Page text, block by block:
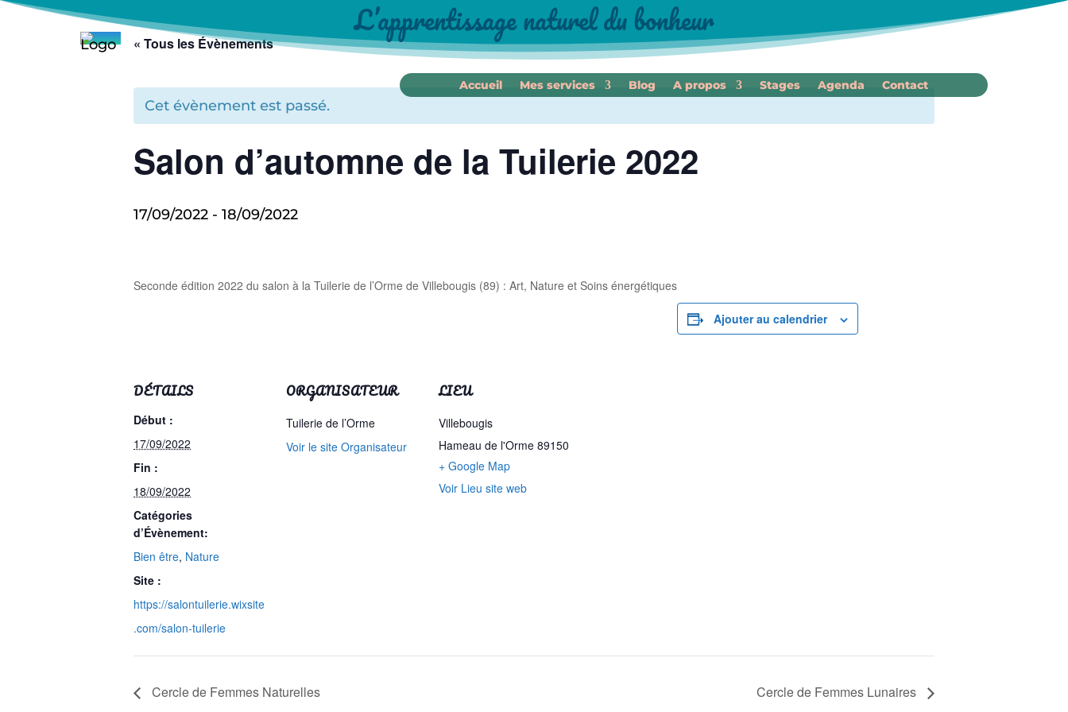
L’apprentissage naturel du bonheur
Accueil Mes services Blog A propos Stages Agenda Contact
« Tous les Évènements
Cet évènement est passé.
Salon d’automne de la Tuilerie 2022
17/09/2022 - 18/09/2022
Seconde édition 2022 du salon à la Tuilerie de l’Orme de Villebougis (89) : Art, Nature et Soins énergétiques
Ajouter au calendrier
DÉTAILS
Début :
17/09/2022
Fin :
18/09/2022
Catégories
d’Évènement:
Bien être, Nature
Site :
https://salontuilerie.wixsite
.com/salon-tuilerie
ORGANISATEUR
Tuilerie de l’Orme
Voir le site Organisateur
LIEU
Villebougis
Hameau de l'Orme 89150
+ Google Map
Voir Lieu site web
Cercle de Femmes Naturelles Cercle de Femmes Lunaires